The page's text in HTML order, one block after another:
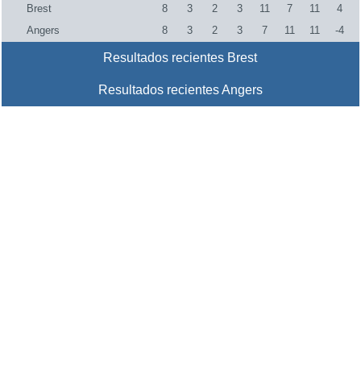
Brest
8 3 2 3 11 7 11
4
Angers
8 3 2 3 7 11 11 -4
Resultados recientes Brest
Resultados recientes Angers